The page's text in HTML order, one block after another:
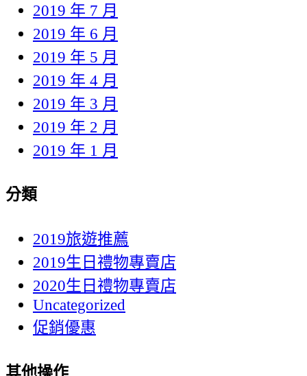
2019 年 7 月
2019 年 6 月
2019 年 5 月
2019 年 4 月
2019 年 3 月
2019 年 2 月
2019 年 1 月
分類
2019旅遊推薦
2019生日禮物專賣店
2020生日禮物專賣店
Uncategorized
促銷優惠
其他操作